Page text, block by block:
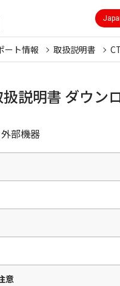
ート情報 取扱説明書
扱説明書 ダウン
外部機器
意